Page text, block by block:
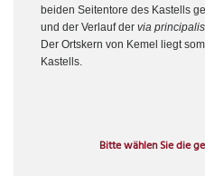
beiden Seitentore des Kastells
und der Verlauf der via principalis
Der Ortskern von Kemel liegt
Kastells.
Bitte wählen Sie die